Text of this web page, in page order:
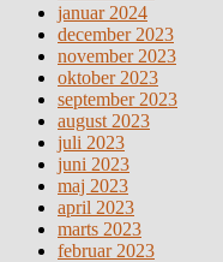
januar 2024
december 2023
november 2023
oktober 2023
september 2023
august 2023
juli 2023
juni 2023
maj 2023
april 2023
marts 2023
februar 2023